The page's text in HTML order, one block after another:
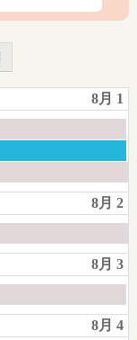
8月 1
8月 2
8月 3
8月 4